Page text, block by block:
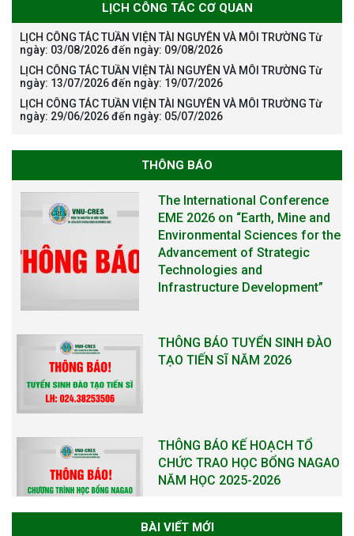
LỊCH CÔNG TÁC CƠ QUAN
LỊCH CÔNG TÁC TUẦN VIỆN TÀI NGUYÊN VÀ MÔI TRƯỜNG Từ
ngày: 03/08/2026 đến ngày: 09/08/2026
LỊCH CÔNG TÁC TUẦN VIỆN TÀI NGUYÊN VÀ MÔI TRƯỜNG Từ
ngày: 13/07/2026 đến ngày: 19/07/2026
LỊCH CÔNG TÁC TUẦN VIỆN TÀI NGUYÊN VÀ MÔI TRƯỜNG Từ
ngày: 29/06/2026 đến ngày: 05/07/2026
THÔNG BÁO
The International Conference
EME 2026 on “Earth, Mine and
Environmental Sciences for the
Advancement of Strategic
Technologies and
Infrastructure Development”
THÔNG BÁO TUYỂN SINH ĐÀO
TẠO TIẾN SĨ NĂM 2026
THÔNG BÁO KẾ HOẠCH TỔ
CHỨC TRAO HỌC BỔNG NAGAO
NĂM HỌC 2025-2026
BÀI VIẾT MỚI